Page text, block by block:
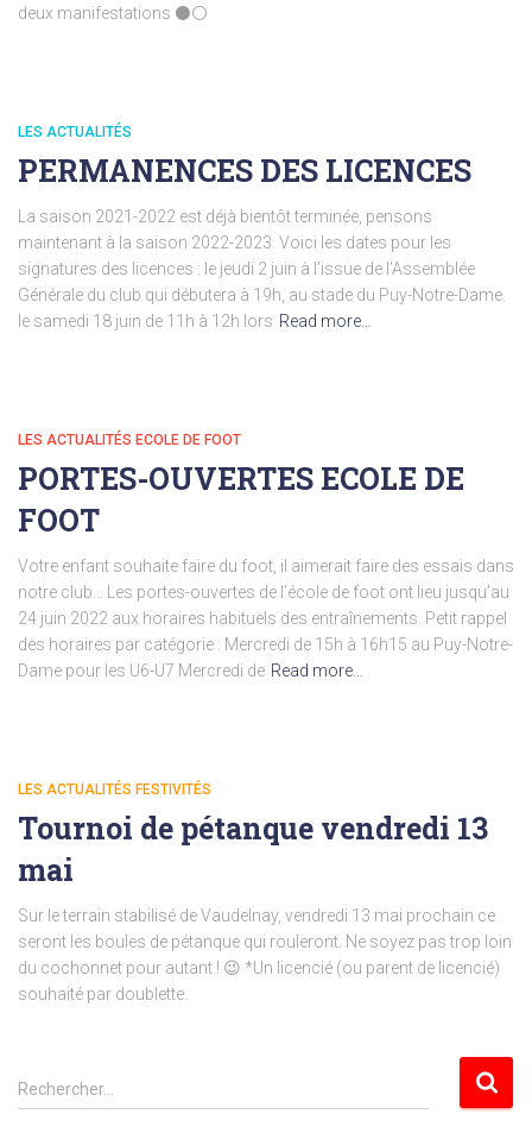
deux manifestations ⚫️⚪️
LES ACTUALITÉS
PERMANENCES DES LICENCES
La saison 2021-2022 est déjà bientôt terminée, pensons
maintenant à la saison 2022-2023. Voici les dates pour les
signatures des licences : le jeudi 2 juin à l’issue de l’Assemblée
Générale du club qui débutera à 19h, au stade du Puy-Notre-Dame.
le samedi 18 juin de 11h à 12h lors Read more…
LES ACTUALITÉS ECOLE DE FOOT
PORTES-OUVERTES ECOLE DE
FOOT
Votre enfant souhaite faire du foot, il aimerait faire des essais dans
notre club… Les portes-ouvertes de l’école de foot ont lieu jusqu’au
24 juin 2022 aux horaires habituels des entraînements. Petit rappel
des horaires par catégorie : Mercredi de 15h à 16h15 au Puy-Notre-
Dame pour les U6-U7 Mercredi de Read more…
LES ACTUALITÉS FESTIVITÉS
Tournoi de pétanque vendredi 13
mai
Sur le terrain stabilisé de Vaudelnay, vendredi 13 mai prochain ce
seront les boules de pétanque qui rouleront. Ne soyez pas trop loin
du cochonnet pour autant ! 😉 *Un licencié (ou parent de licencié)
souhaité par doublette.
R
e
Rechercher…